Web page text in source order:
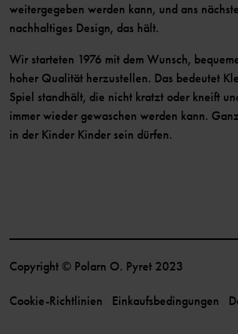
weitergegeben werden kann, und ans
nachhaltiges Design, das hält.
Wir starteten 1976 mit dem Wunsch,
hoher Qualität herzustellen. Das bedeutet
Spiel standhält, die nicht kratzt oder kneift
immer wieder gewaschen werden kann.
in der Kinder Kinder sein dürfen.
Copyright © Polarn O. Pyret 2023
Cookie-Richtlinien Einkaufsbedingungen